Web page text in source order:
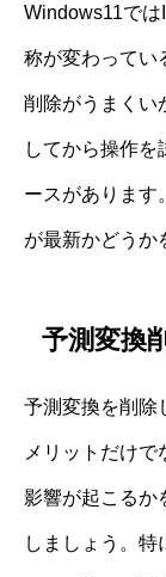
Windows11で
称が変わってい
削除がうまくい
してから操作
ースがあります
が最新かどうか
予測変換
予測変換を削除
メリットだけ
影響が起こるか
しましょう。特